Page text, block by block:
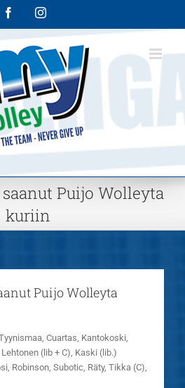
FacebookInstagram
Puijo Wolleyta
kuriin
Puijo Wolleyta
Cuartas, Kantokoski,
(lib + C), Kaski (lib.)
Robinson, Subotic, Räty, Tikka (C),